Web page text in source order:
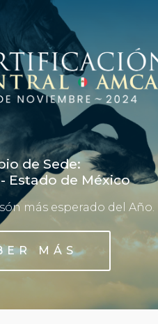
de Sede:
Estado de México
más esperado del Año.
E R M Á S